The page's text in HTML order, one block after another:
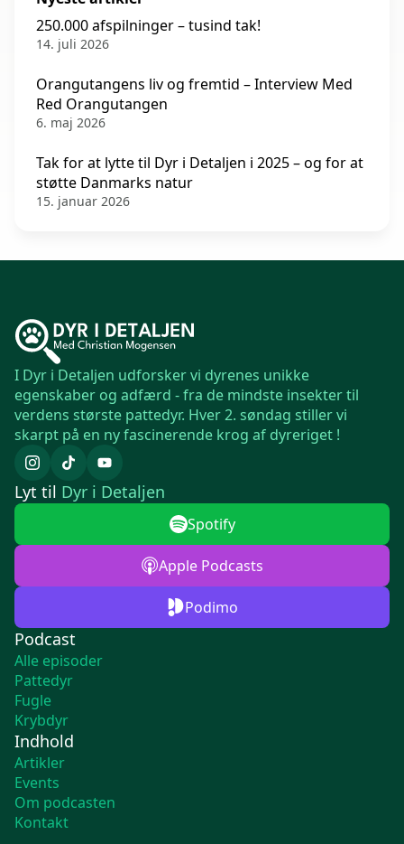
250.000 afspilninger – tusind tak!
14. juli 2026
Orangutangens liv og fremtid – Interview Med
Red Orangutangen
6. maj 2026
Tak for at lytte til Dyr i Detaljen i 2025 – og for at
støtte Danmarks natur
15. januar 2026
I Dyr i Detaljen udforsker vi dyrenes unikke
egenskaber og adfærd - fra de mindste insekter til
verdens største pattedyr. Hver 2. søndag stiller vi
skarpt på en ny fascinerende krog af dyreriget !
Podcast
Alle episoder
Pattedyr
Fugle
Krybdyr
Indhold
Artikler
Events
Om podcasten
Kontakt
Lyt til Dyr i Detaljen
Spotify
Apple Podcasts
Podimo